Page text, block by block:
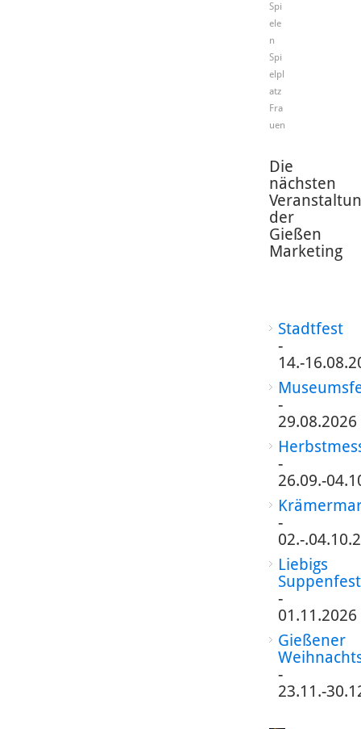
Spi
ele
n
Spi
elpl
atz
Fra
uen
Die
nächsten
der
Gießen
Marketing
Stadtfest
-
14.-
-
29.08.2026
-
26.09.-
-
02.-
Liebigs
Suppenfest
-
01.11.2026
Gießener
-
23.11.-